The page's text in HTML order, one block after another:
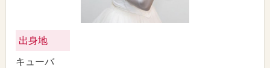
出身地
キューバ